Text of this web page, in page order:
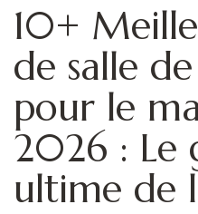
10+
de salle
pour le
2026 : Le
ultime de